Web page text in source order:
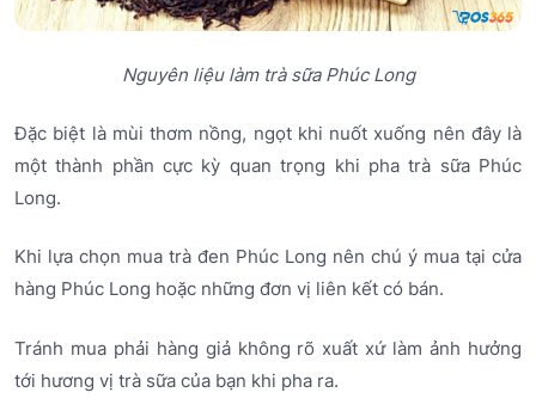
Nguyên liệu làm trà sữa Phúc Long
Đặc biệt là mùi thơm nồng, ngọt khi nuốt xuống nên đây là
một thành phần cực kỳ quan trọng khi pha trà sữa Phúc
Long.
Khi lựa chọn mua trà đen Phúc Long nên chú ý mua tại cửa
hàng Phúc Long hoặc những đơn vị liên kết có bán.
Tránh mua phải hàng giả không rõ xuất xứ làm ảnh hưởng
tới hương vị trà sữa của bạn khi pha ra.